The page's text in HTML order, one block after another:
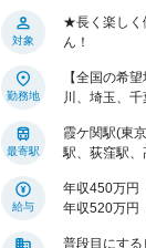
対象
★長く楽しく
ん！
勤務地
【全国の希
川、埼玉、
最寄駅
霞ケ関駅(東
駅、荻窪駅
給与
年収450万円
年収520万円
普段目にす